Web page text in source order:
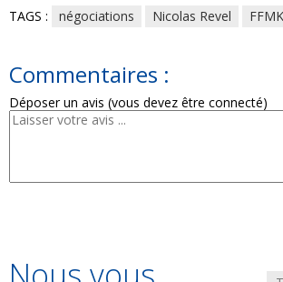
TAGS : négociations Nicolas Revel
Commentaires :
Déposer un avis (vous devez être connecté)